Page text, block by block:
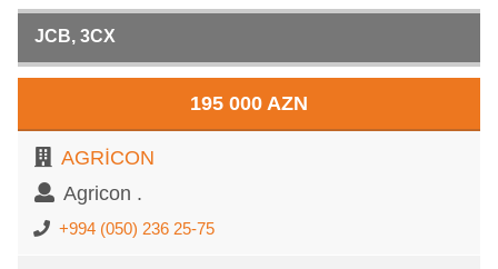
JCB, 3CX
195 000 AZN
AGRİCON
Agricon .
+994 (050) 236 25-75